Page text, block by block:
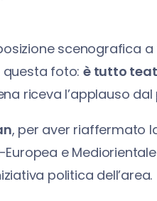
scenografica
foto: è tutto
riceva l’applauso
, per aver riaffermato
e
politica dell’area.